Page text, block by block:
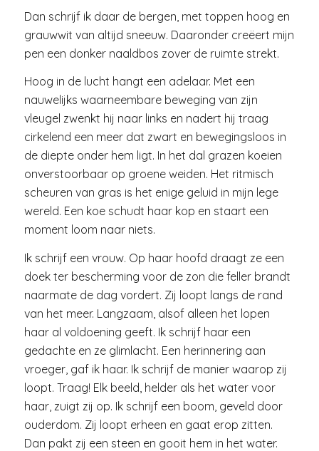
Dan schrijf ik daar de bergen, met toppen hoog en
grauwwit van altijd sneeuw. Daaronder creëert mijn
pen een donker naaldbos zover de ruimte strekt.
Hoog in de lucht hangt een adelaar. Met een
nauwelijks waarneembare beweging van zijn
vleugel zwenkt hij naar links en nadert hij traag
cirkelend een meer dat zwart en bewegingsloos in
de diepte onder hem ligt. In het dal grazen koeien
onverstoorbaar op groene weiden. Het ritmisch
scheuren van gras is het enige geluid in mijn lege
wereld. Een koe schudt haar kop en staart een
moment loom naar niets.
Ik schrijf een vrouw. Op haar hoofd draagt ze een
doek ter bescherming voor de zon die feller brandt
naarmate de dag vordert. Zij loopt langs de rand
van het meer. Langzaam, alsof alleen het lopen
haar al voldoening geeft. Ik schrijf haar een
gedachte en ze glimlacht. Een herinnering aan
vroeger, gaf ik haar. Ik schrijf de manier waarop zij
loopt. Traag! Elk beeld, helder als het water voor
haar, zuigt zij op. Ik schrijf een boom, geveld door
ouderdom. Zij loopt erheen en gaat erop zitten.
Dan pakt zij een steen en gooit hem in het water.